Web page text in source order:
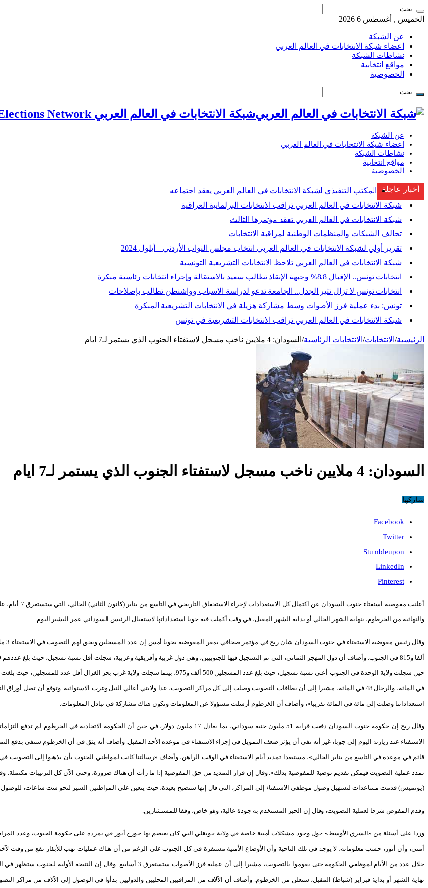
الخميس , أغسطس 6 2026
عن الشبكة
اعضاء شبكة الانتخابات في العالم العربي
نشاطات الشبكة
مواقع انتخابية
الخصوصية
شبكة الانتخابات في العالم العربي Arab Elections Network
عن الشبكة
اعضاء شبكة الانتخابات في العالم العربي
نشاطات الشبكة
مواقع انتخابية
الخصوصية
أخبار عاجلة
المكتب التنفيذي لشبكة الانتخابات في العالم العربي يعقد اجتماعه
شبكة الانتخابات في العالم العربي تراقب الانتخابات البرلمانية العراقية
شبكة الانتخابات في العالم العربي تعقد مؤتمرها الثالث
تحالف الشبكات والمنظمات الوطنية لمراقبة الانتخابات
تقرير أولي لشبكة الانتخابات في العالم العربي انتخاب مجلس النواب الأردني – أيلول 2024
شبكة الانتخابات في العالم العربي تلاحظ الانتخابات التشريعية التونسية
انتخابات تونس.. الإقبال 8.8% وجبهة الإنقاذ تطالب سعيد بالاستقالة وإجراء انتخابات رئاسية مبكرة
انتخابات تونس لا تزال تثير الجدل.. الجامعة تدعو لدراسة الاسباب وواشنطن تطالب بإصلاحات
تونس: بدء عملية فرز الأصوات وسط مشاركة هزيلة في الانتخابات التشريعية المبكرة
شبكة الانتخابات في العالم العربي تراقب الانتخابات التشريعية في تونس
الرئيسية/ الانتخابات/ الانتخابات الرئاسية/ السودان: 4 ملايين ناخب مسجل لاستفتاء الجنوب الذي يستمر لـ7 ايام
السودان: 4 ملايين ناخب مسجل لاستفتاء الجنوب الذي يستمر لـ7 ايام
شاركها
Facebook
Twitter
Stumbleupon
LinkedIn
Pinterest
والنهائية من الخرطوم، بنهاية الشهر الحالي أو بداية الشهر المقبل، في وقت أكملت فيه جوبا استعداداتها لاستقبال الرئيس السوداني عمر البشير اليوم.
في المائة، والرجال 48 في المائة، مشيرا إلى أن بطاقات التصويت وصلت إلى كل مراكز التصويت، عدا ولايتي أعالي النيل وغرب الاستوائية. وتوقع أن تصل
استعداداتنا وصلت إلى مائة في المائة تقريبا»، وأضاف أن الخرطوم أرسلت مسؤولا عن المعلومات وتكون هناك مشاركة في تبادل المعلومات.
وقال ريج إن حكومة جنوب السودان دفعت قرابة 51 مليون جنيه سوداني، بما يعادل 17 مليون دولار، في حين
الاستفتاء عند زيارته اليوم إلى جوبا، غير أنه نفى أن يؤثر ضعف التمويل في إجراء الاستفتاء في موعده الأحد المقبل. وأضاف أنه يثق في أن الخرطوم ستفي بدفع
قائم في موعده في التاسع من يناير الحالي»، مستبعدا تمديد أيام الاستفتاء في الوقت الراهن، وأضاف «رسالتنا كانت لمواطني الجنوب بأن يذهبوا إلى
نمدد عملية التصويت فيمكن تقديم توصية للمفوضية بذلك». وقال إن قرار التمديد من حق المفوضية إذا ما رأت أن هناك ضرورة، وحتى الآن كل الترتيبات
(يونميس) قدمت مساعدات لتسهيل وصول موظفي الاستفتاء إلى المراكز، التي قال إنها ستصبح بعيدة، حيث يتعين على المواطنين السير لنحو ست ساعات، للوصول
وقدم المفوض شرحا لعملية التصويت، وقال إن الحبر المستخدم به جودة عالية، وهو خاص، وفقا للمستشارين.
وردا على أسئلة من «الشرق الأوسط» حول وجود مشكلات أمنية خاصة في ولاية جونقلي التي كان يعتصم بها جورج أتور في تمرده على حكومة الجنوب، وعدد
أمني، وأن أتور، حسب معلوماته، لا يوجد في تلك الناحية وأن الأوضاع الأمنية مستقرة في كل الجنوب على الرغم من أن هناك عمليات نهب للأبقار تقع من وقت
خلال عدد من الأيام لموظفي الحكومة حتى يقوموا بالتصويت، مشيرا إلى أن عملية فرز